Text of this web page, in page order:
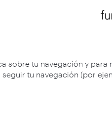
sobre tu navegación y
tu navegación (por